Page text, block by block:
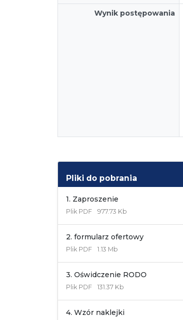
Wynik postępowania
Pliki do pobrania
1. Zaproszenie
Plik PDF 977.73 Kb
2. formularz ofertowy
Plik PDF 1.13 Mb
3. Oświdczenie RODO
Plik PDF 131.37 Kb
4. Wzór naklejki